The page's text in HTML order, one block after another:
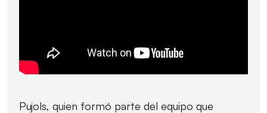
Pujols, quien formó parte del equipo que